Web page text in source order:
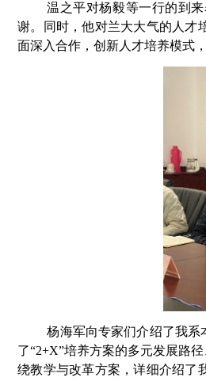
温之平对杨毅等一行的到
谢。同时，他对兰大大气的人才
面深入合作，创新人才培养模式
杨海军向专家们介绍了我
了“2+X”培养方案的多元发展路
绕教学与改革方案，详细介绍了